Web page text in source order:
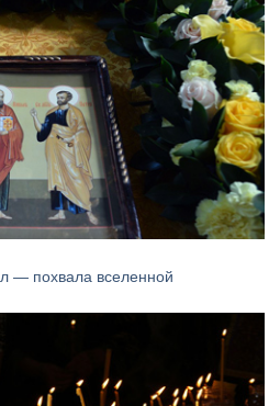
— похвала вселенной